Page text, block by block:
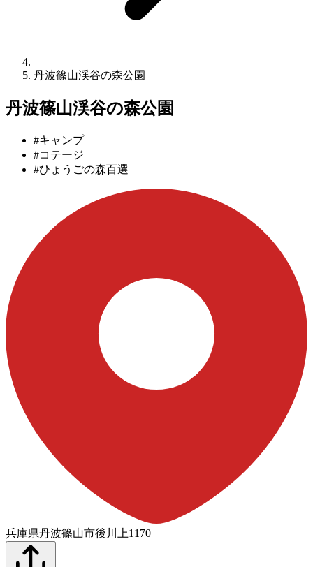
丹波篠山渓谷の森公園
丹波篠山渓谷の森公園
#キャンプ
#コテージ
#ひょうごの森百選
兵庫県丹波篠山市後川上1170